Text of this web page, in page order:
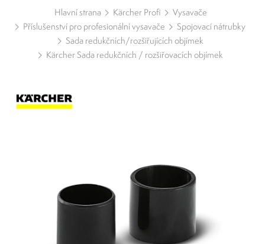
Hlavní strana Kärcher Profi
Vysavače
Příslušenství pro profesionální vysavače
Spojovací nátrubky
Sada redukčních/rozšiřujících objímek
Kärcher Sada redukčních / rozšiřovacích objímek